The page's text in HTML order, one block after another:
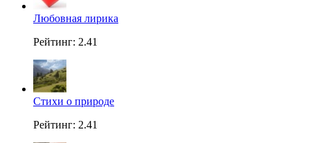
Любовная лирика
Рейтинг: 2.41
Стихи о природе
Рейтинг: 2.41